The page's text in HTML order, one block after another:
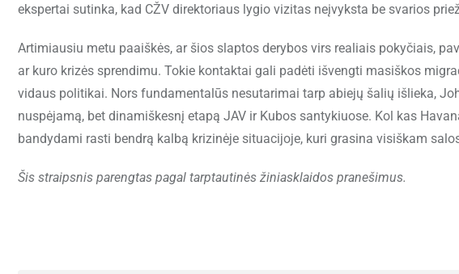
ekspertai sutinka, kad CŽV direktoriaus lygio vizitas neįvyksta be svarios
Artimiausiu metu paaiškės, ar šios slaptos derybos virs realiais pokyčiais,
ar kuro krizės sprendimu. Tokie kontaktai gali padėti išvengti masiškos
vidaus politikai. Nors fundamentalūs nesutarimai tarp abiejų šalių išlieka,
nuspėjamą, bet dinamiškesnį etapą JAV ir Kubos santykiuose. Kol kas
bandydami rasti bendrą kalbą krizinėje situacijoje, kuri grasina visiškam
Šis straipsnis parengtas pagal tarptautinės žiniasklaidos pranešimus.